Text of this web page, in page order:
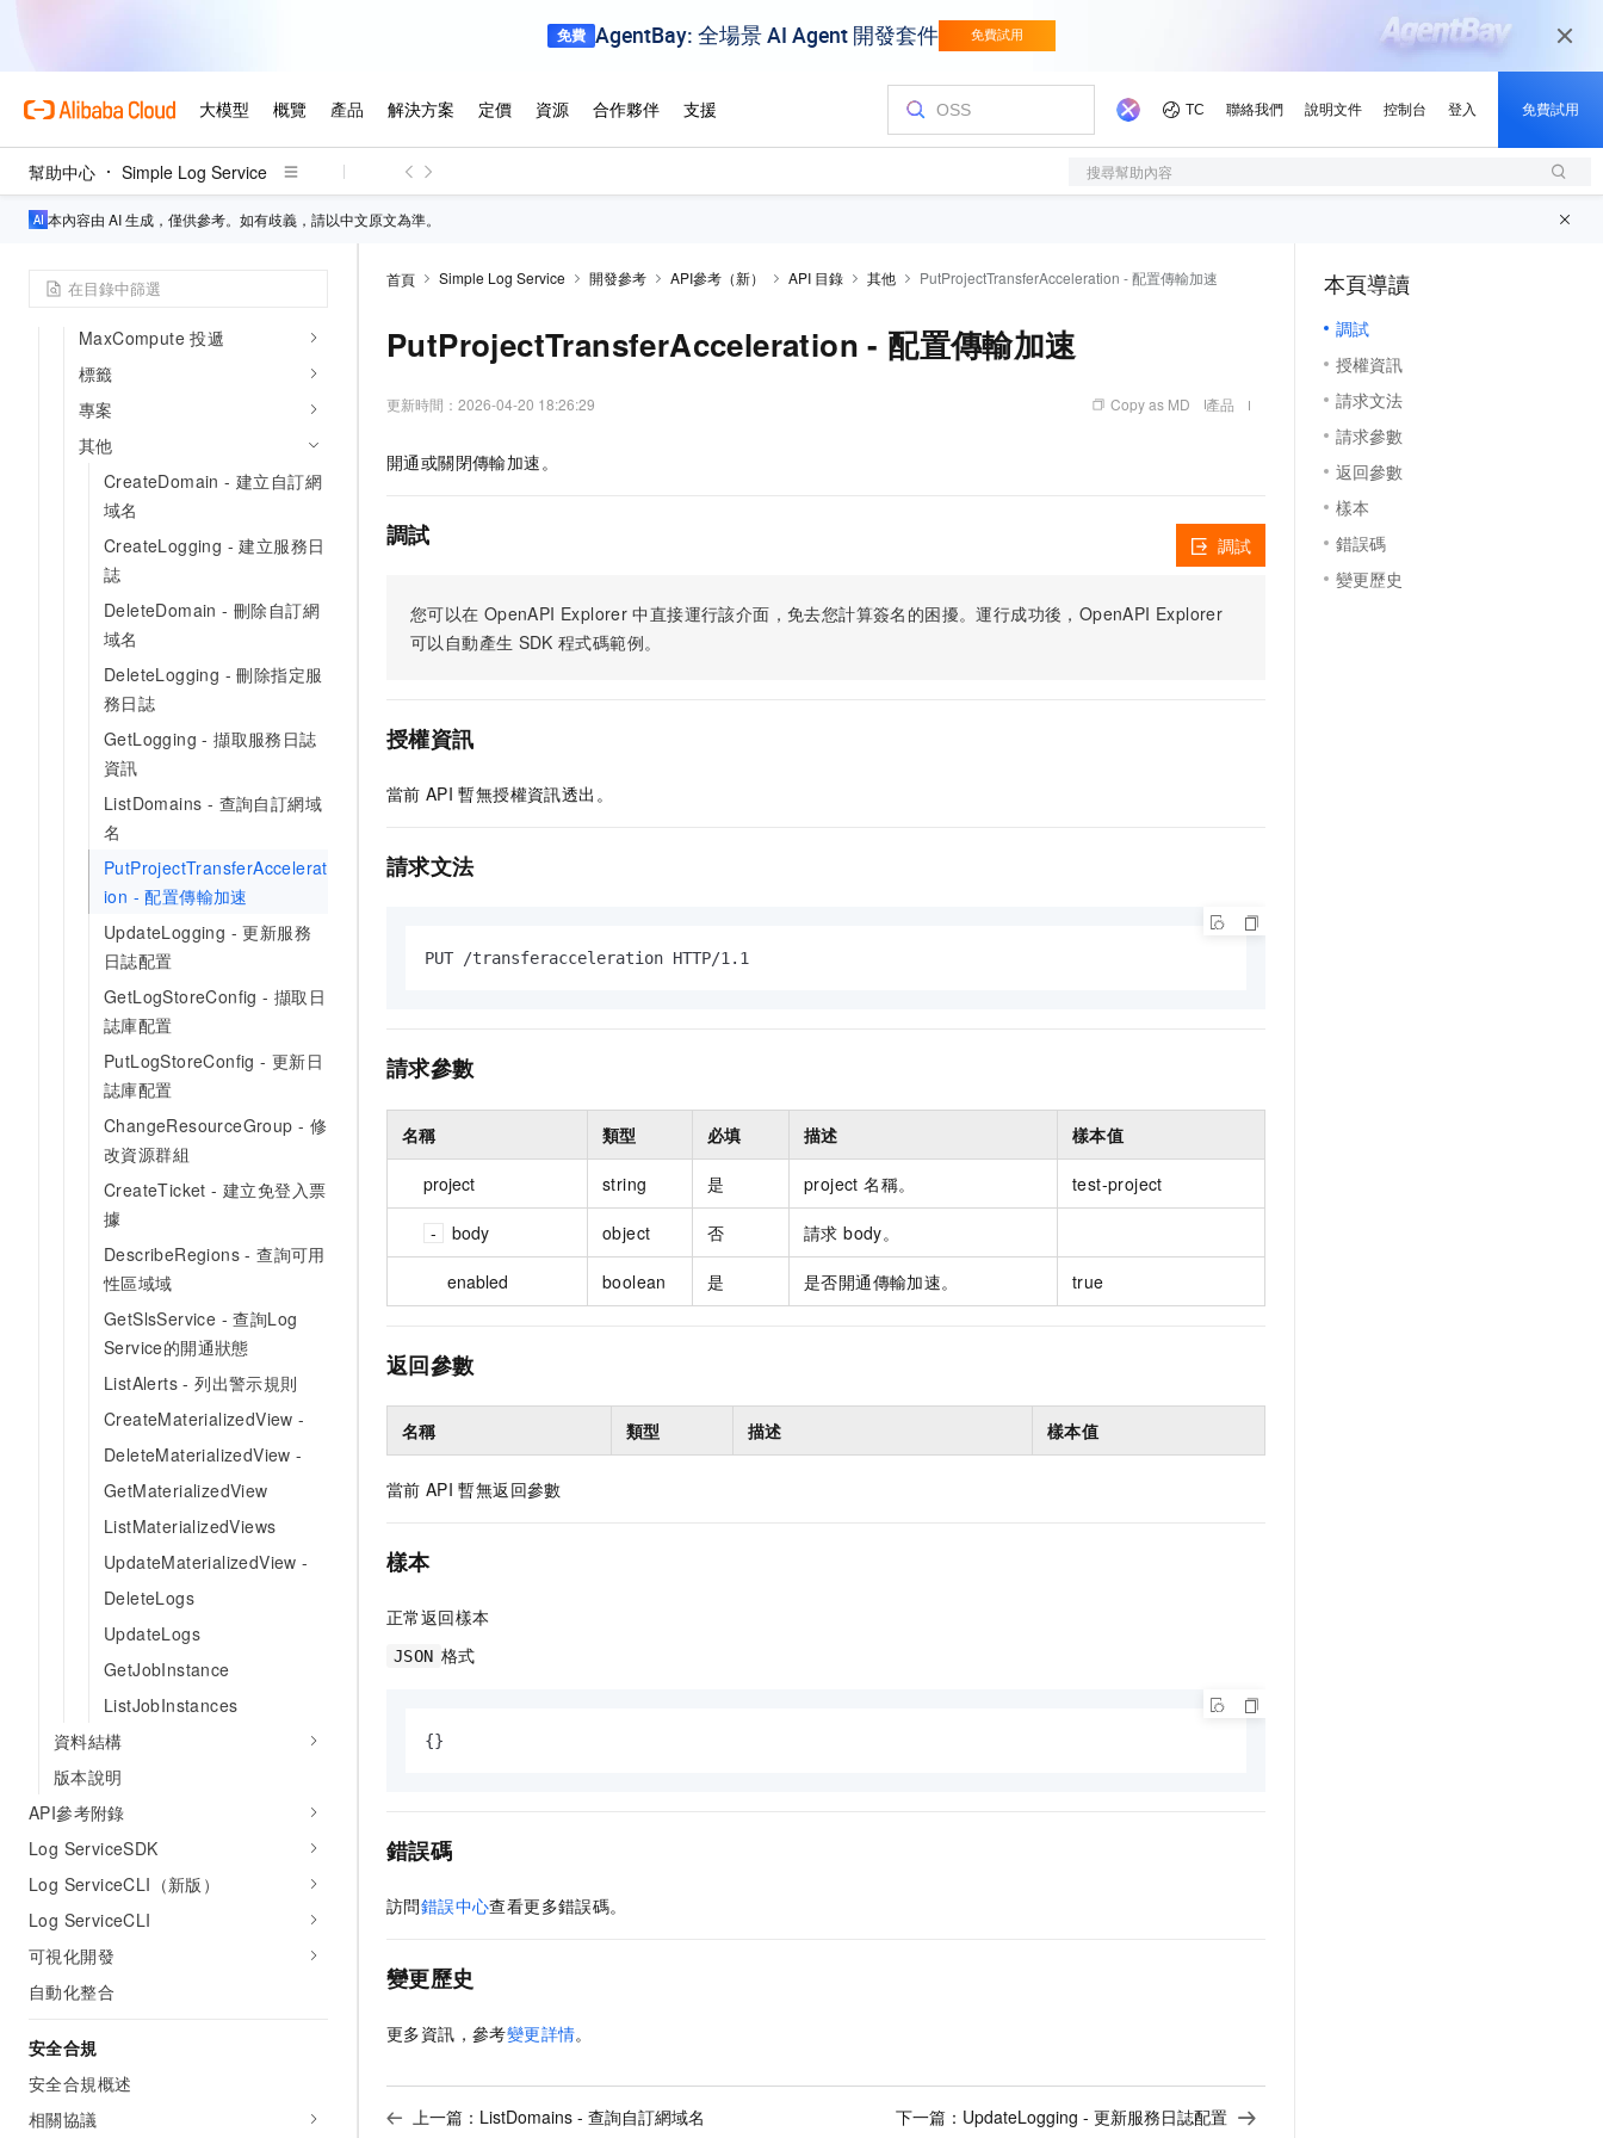
幫助中心 Simple Log Service 搜尋幫助內容
本內容由 AI 生成，僅供參考。如有歧義，請以中文原文為準。
授權策略
雲產品採集規則
SQL獨享執行個體
服務開通
進程級配置
MaxCompute 投遞
標籤
專案
其他
CreateDomain - 建立自訂網
域名
CreateLogging - 建立服務日
誌
DeleteDomain - 刪除自訂網
域名
DeleteLogging - 刪除指定服
務日誌
GetLogging - 擷取服務日誌
資訊
ListDomains - 查詢自訂網域
名
PutProjectTransferAccelerat
ion - 配置傳輸加速
UpdateLogging - 更新服務
日誌配置
GetLogStoreConfig - 擷取日
誌庫配置
PutLogStoreConfig - 更新日
誌庫配置
ChangeResourceGroup - 修
改資源群組
CreateTicket - 建立免登入票
據
DescribeRegions - 查詢可用
性區域域
GetSlsService - 查詢Log
Service的開通狀態
ListAlerts - 列出警示規則
CreateMaterializedView -
DeleteMaterializedView -
GetMaterializedView
ListMaterializedViews
UpdateMaterializedView -
DeleteLogs
UpdateLogs
GetJobInstance
ListJobInstances
資料結構
版本說明
API參考附錄
Log ServiceSDK
Log ServiceCLI（新版）
Log ServiceCLI
可視化開發
自動化整合
安全合規
安全合規概述
相關協議
首頁 Simple Log Service 開發參考 API參考（新） API 目錄 其他 PutProjectTransferAcceleration - 配置傳輸加速
PutProjectTransferAcceleration - 配置傳輸加速
更新時間： 2026-04-20 18:26:29 Copy as MD 產品
開通或關閉傳輸加速。
調試
您可以在 OpenAPI Explorer 中直接運行該介面，免去您計算簽名的困擾。運行成功後，OpenAPI Explorer
可以自動產生 SDK 程式碼範例。
調試
授權資訊
當前 API 暫無授權資訊透出。
請求文法
PUT /transferacceleration HTTP/1.1
請求參數
名稱 類型 必填 描述 樣本值
project string 是 project 名稱。 test-project
body object 否 請求 body。
enabled boolean 是 是否開通傳輸加速。 true
返回參數
名稱 類型 描述 樣本值
當前 API 暫無返回參數
樣本
正常返回樣本
JSON 格式
{}
錯誤碼
訪問錯誤中心查看更多錯誤碼。
變更歷史
更多資訊，參考變更詳情。
上一篇： ListDomains - 查詢自訂網域名 下一篇： UpdateLogging - 更新服務日誌配置
本頁導讀
調試
授權資訊
請求文法
請求參數
返回參數
樣本
錯誤碼
變更歷史